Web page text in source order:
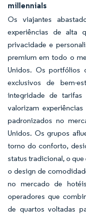
millennials
Os viajantes
experiências de alta
privacidade e
premium em todo o
Unidos. Os portfólios
exclusivos de bem-
integridade de
valorizam
padronizados no
Unidos. Os grupos
torno do conforto,
status tradicional, o
o design de
no mercado de
operadores que
de quartos voltadas